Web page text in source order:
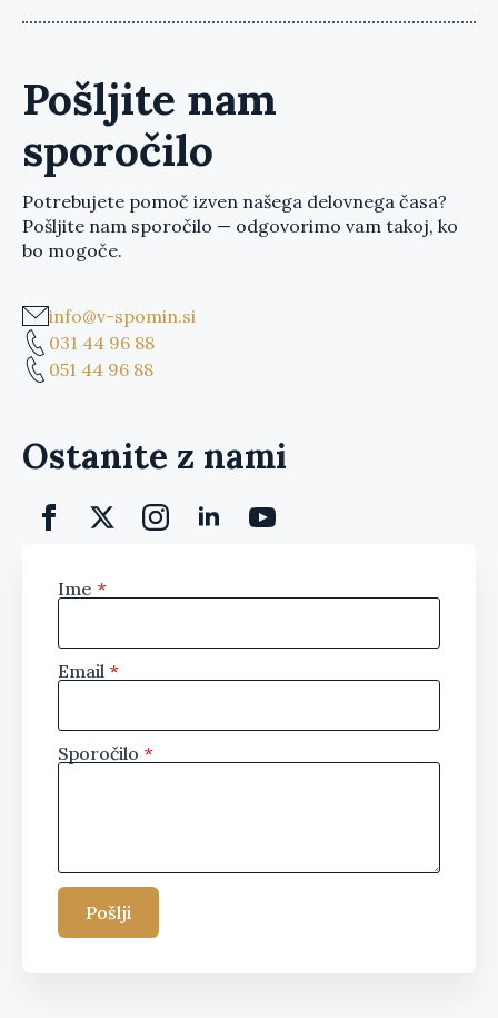
Pošljite nam
sporočilo
Potrebujete pomoč izven našega delovnega časa?
Pošljite nam sporočilo — odgovorimo vam takoj, ko
bo mogoče.
info@v-spomin.si
031 44 96 88
051 44 96 88
Ostanite z nami
Ime *
Email *
Sporočilo *
Pošlji